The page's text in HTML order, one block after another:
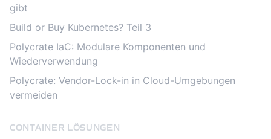
gibt
Build or Buy Kubernetes? Teil 3
Polycrate IaC: Modulare Komponenten und
Wiederverwendung
Polycrate: Vendor-Lock-in in Cloud-Umgebungen
vermeiden
CONTAINER LÖSUNGEN